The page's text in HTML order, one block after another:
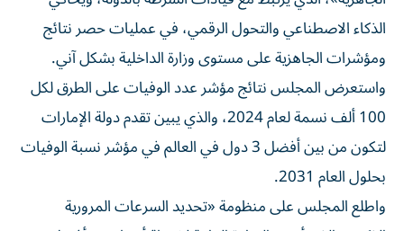
الذكاء الاصطناعي والتحول الرقمي، في عمليات حصر نتائج
ومؤشرات الجاهزية على مستوى وزارة الداخلية بشكل آني.
واستعرض المجلس نتائج مؤشر عدد الوفيات على الطرق لكل
100 ألف نسمة لعام 2024، والذي يبين تقدم دولة الإمارات
لتكون من بين أفضل 3 دول في العالم في مؤشر نسبة الوفيات
بحلول العام 2031.
واطلع المجلس على منظومة «تحديد السرعات المرورية